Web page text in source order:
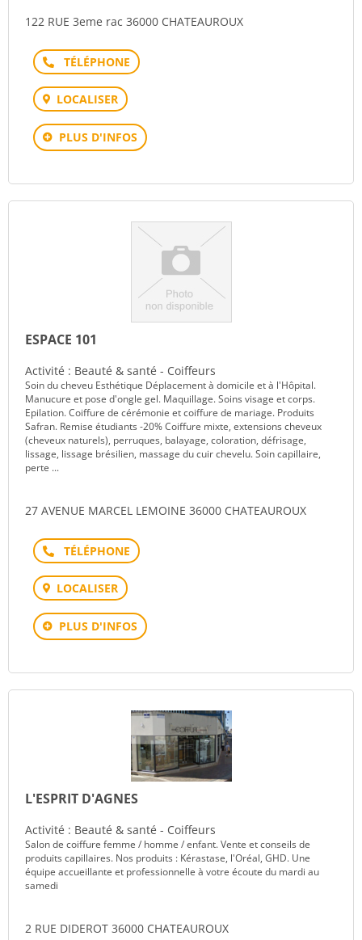
122 RUE 3eme rac 36000 CHATEAUROUX
Téléphone
LOCALISER
PLUS D'INFOS
ESPACE 101
Activité : Beauté & santé - Coiffeurs
Soin du cheveu Esthétique Déplacement à domicile et à l'Hôpital.
Manucure et pose d'ongle gel. Maquillage. Soins visage et corps.
Epilation. Coiffure de cérémonie et coiffure de mariage. Produits
Safran. Remise étudiants -20% Coiffure mixte, extensions cheveux
(cheveux naturels), perruques, balayage, coloration, défrisage,
lissage, lissage brésilien, massage du cuir chevelu. Soin capillaire,
perte ...
27 AVENUE MARCEL LEMOINE 36000 CHATEAUROUX
Téléphone
LOCALISER
PLUS D'INFOS
L'ESPRIT D'AGNES
Activité : Beauté & santé - Coiffeurs
Salon de coiffure femme / homme / enfant. Vente et conseils de
produits capillaires. Nos produits : Kérastase, l'Oréal, GHD. Une
équipe accueillante et professionnelle à votre écoute du mardi au
samedi
2 RUE DIDEROT 36000 CHATEAUROUX